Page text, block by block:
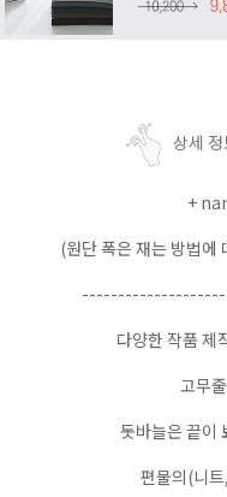
상세
+
(원단 폭은 재는 방법에
다양한 작품 제
고무
돗바늘은 끝이
편물의(니